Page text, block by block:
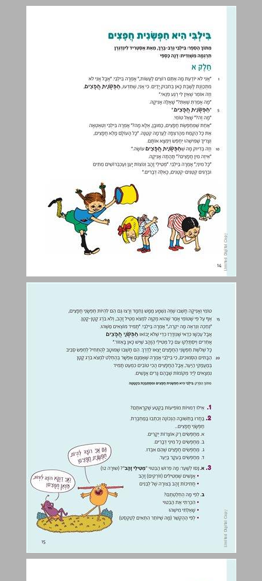
ספר - בילבי חפשנית חפצים עמ' 19-14 ... 0